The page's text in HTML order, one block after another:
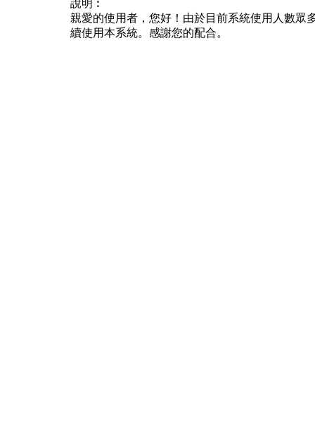
說明︰
親愛的使用者，您好！由於目前系統使用人數眾
續使用本系統。感謝您的配合。